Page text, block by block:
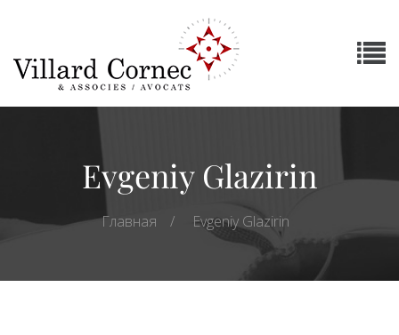
Evgeniy Glazirin
Главная Evgeniy Glazirin